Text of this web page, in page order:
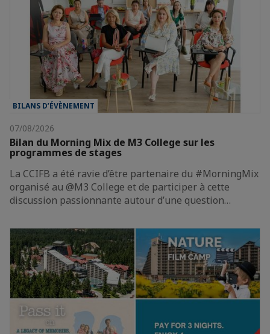
BILANS D’ÉVÈNEMENT
07/08/2026
Bilan du Morning Mix de M3 College sur les
programmes de stages
La CCIFB a été ravie d’être partenaire du #MorningMix
organisé au @M3 College et de participer à cette
discussion passionnante autour d’une question…